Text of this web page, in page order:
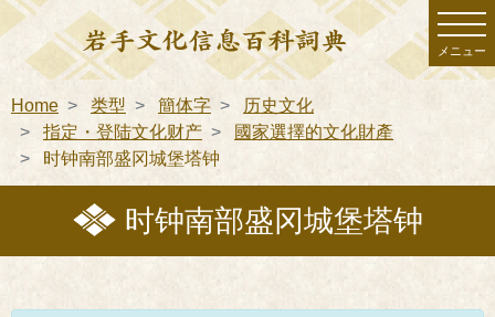
メニュー
Home 类型 簡体字
历史文化
指定・登陆文化财产
國家選擇的文化財產
时钟南部盛冈城堡塔钟
时钟南部盛冈城堡塔钟